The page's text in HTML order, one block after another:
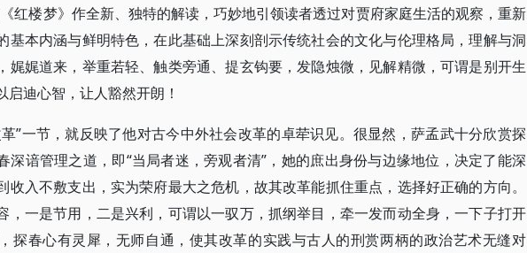
红楼梦》作全新、独特的解读，巧妙地引领读者透过对贾府家庭生活的观察，重新
基本内涵与鲜明特色，在此基础上深刻剖示传统社会的文化与伦理格局，理解与洞
娓娓道来，举重若轻、触类旁通、提玄钩要，发隐烛微，见解精微，可谓是别开生
启迪心智，让人豁然开朗！
”一节，就反映了他对古今中外社会改革的卓荦识见。很显然，萨孟武十分欣赏探
深谙管理之道，即“当局者迷，旁观者清”，她的庶出身份与边缘地位，决定了能深
收入不敷支出，实为荣府最大之危机，故其改革能抓住重点，选择好正确的方向。
，一是节用，二是兴利，可谓以一驭万，抓纲举目，牵一发而动全身，一下子打开
探春心有灵犀，无师自通，使其改革的实践与古人的刑赏两柄的政治艺术无缝对